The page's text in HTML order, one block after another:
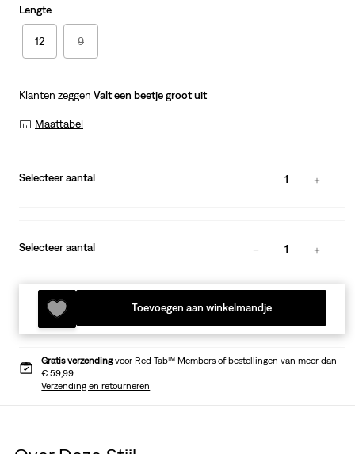
Lengte
12 9
Klanten zeggen Valt een beetje groot uit
Maattabel
Selecteer aantal 1
Selecteer aantal 1
Toevoegen aan winkelmandje
Gratis verzendingvoor Red Tab™ Members of bestellingen van meer dan
€ 59,99.
Verzending en retourneren